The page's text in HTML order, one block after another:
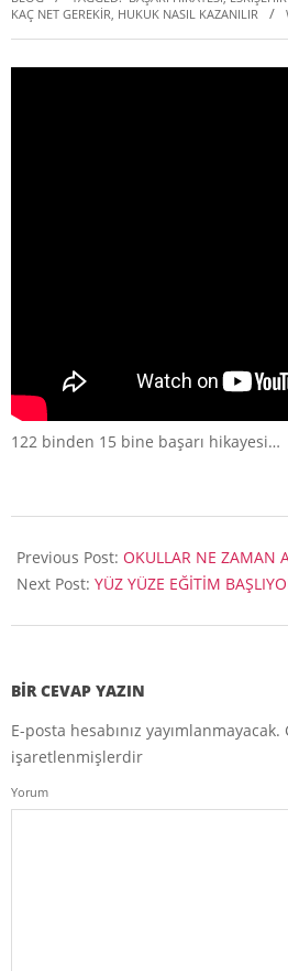
KAÇ NET GEREKIR HUKUK NASIL KAZANILIR
122 binden 15 bine başarı hikayesi…
07-
13
Previous Post: OKULLAR NE ZAMAN
Next Post: YÜZ YÜZE EĞİTİM
BIR CEVAP YAZIN
E-posta hesabınız yayımlanmayacak.
işaretlenmişlerdir
Yorum